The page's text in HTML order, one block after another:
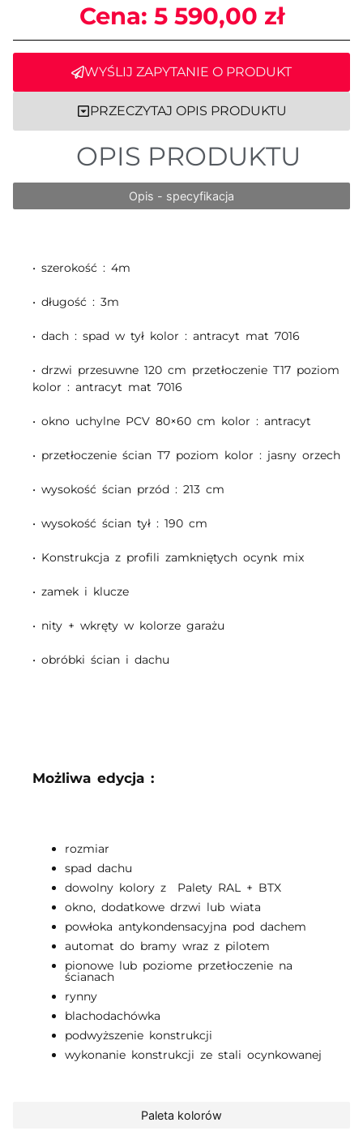
Cena: 5 590,00 zł
WYŚLIJ ZAPYTANIE O PRODUKT
PRZECZYTAJ OPIS PRODUKTU
OPIS PRODUKTU
Opis - specyfikacja
Paleta kolorów
• szerokość : 4m
• długość : 3m
• dach : spad w tył kolor : antracyt mat 7016
• drzwi przesuwne 120 cm przetłoczenie T17 poziom
kolor : antracyt mat 7016
• okno uchylne PCV 80×60 cm kolor : antracyt
• przetłoczenie ścian T7 poziom kolor : jasny orzech
• wysokość ścian przód : 213 cm
• wysokość ścian tył : 190 cm
• Konstrukcja z profili zamkniętych ocynk mix
• zamek i klucze
• nity + wkręty w kolorze garażu
• obróbki ścian i dachu
Możliwa edycja :
rozmiar
spad dachu
dowolny kolory z Palety RAL + BTX
okno, dodatkowe drzwi lub wiata
powłoka antykondensacyjna pod dachem
automat do bramy wraz z pilotem
pionowe lub poziome przetłoczenie na
ścianach
rynny
blachodachówka
podwyższenie konstrukcji
wykonanie konstrukcji ze stali ocynkowanej